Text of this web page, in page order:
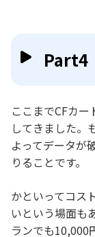
Part4
ここまでCFカ
してきました。
よってデータが
りることです。
かといってコス
いという場面も
ランでも10,000